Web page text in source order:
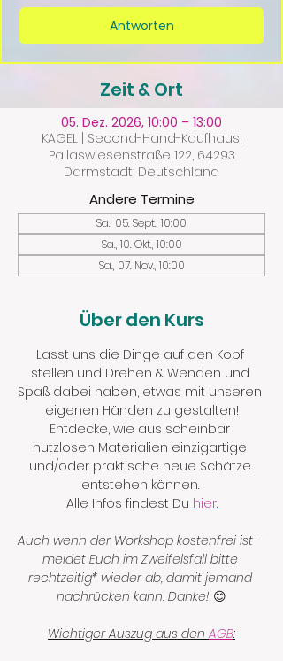
Antworten
Zeit & Ort
05. Dez. 2026, 10:00 – 13:00
KAGEL | Second-Hand-Kaufhaus,
Pallaswiesenstraße 122, 64293
Darmstadt, Deutschland
Andere Termine
Sa., 05. Sept., 10:00
Sa., 10. Okt., 10:00
Sa., 07. Nov., 10:00
Über den Kurs
Lasst uns die Dinge auf den Kopf
stellen und Drehen & Wenden und
Spaß dabei haben, etwas mit unseren
eigenen Händen zu gestalten!
Entdecke, wie aus scheinbar
nutzlosen Materialien einzigartige
und/oder praktische neue Schätze
entstehen können.
Alle Infos findest Du hier.
Auch wenn der Workshop kostenfrei ist -
meldet Euch im Zweifelsfall bitte
rechtzeitig* wieder ab, damit jemand
nachrücken kann. Danke! 😊
Wichtiger Auszug aus den AGB: